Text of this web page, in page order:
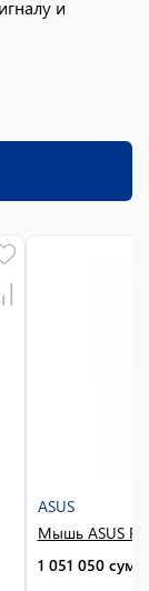
и
ASUS
Мышь ASUS
1 051 050 сум